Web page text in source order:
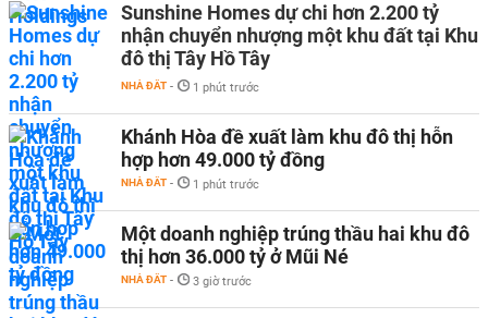
Sunshine Homes dự chi hơn 2.200 tỷ
nhận chuyển nhượng một khu đất tại Khu
đô thị Tây Hồ Tây
NHÀ ĐẤT - 1 phút trước
Khánh Hòa đề xuất làm khu đô thị hỗn
hợp hơn 49.000 tỷ đồng
NHÀ ĐẤT - 1 phút trước
Một doanh nghiệp trúng thầu hai khu đô
thị hơn 36.000 tỷ ở Mũi Né
NHÀ ĐẤT - 3 giờ trước